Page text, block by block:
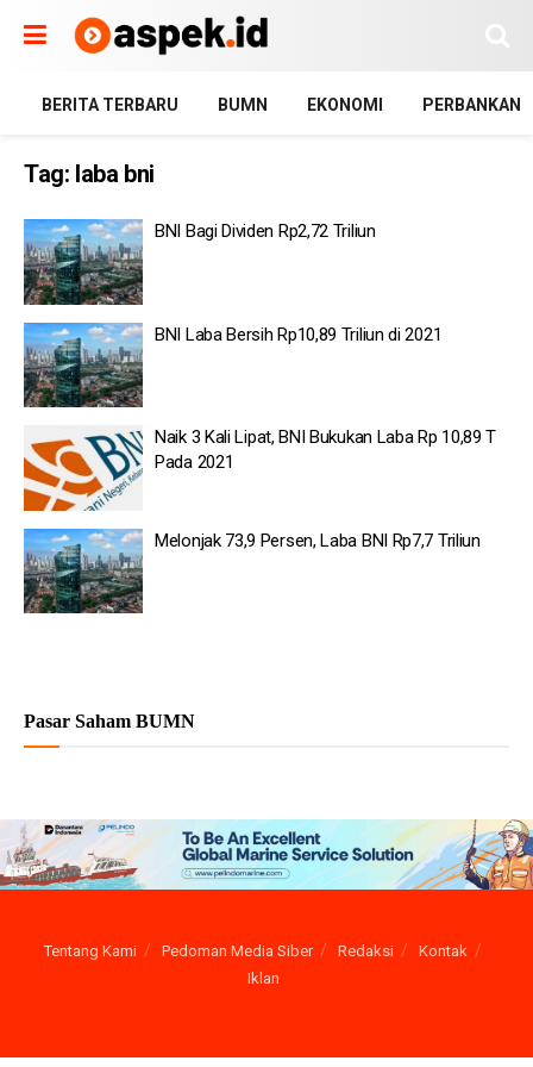
BERITA TERBARU BUMN EKONOMI PERBANKAN
Tag: laba bni
BNI Bagi Dividen Rp2,72 Triliun
BNI Laba Bersih Rp10,89 Triliun di 2021
Naik 3 Kali Lipat, BNI Bukukan Laba Rp 10,89 T
Pada 2021
Melonjak 73,9 Persen, Laba BNI Rp7,7 Triliun
Pasar Saham BUMN
Tentang Kami Pedoman Media Siber Redaksi
Kontak
Iklan